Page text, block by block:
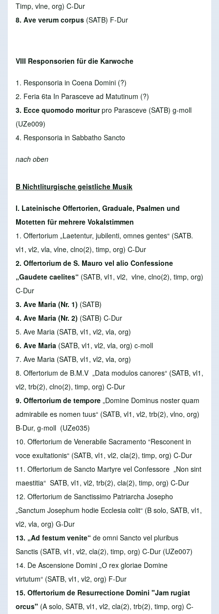
Timp, vlne, org) C-Dur
8. Ave verum corpus (SATB) F-Dur
VIII Responsorien für die Karwoche
1. Responsoria in Coena Domini (?)
2. Feria 6ta In Parasceve ad Matutinum (?)
3. Ecce quomodo moriturpro Parasceve (SATB) g-moll
(UZe009)
4. Responsoria in Sabbatho Sancto
nach oben
B Nichtliturgische geistliche Musik
I. Lateinische Offertorien, Graduale, Psalmen und
Motetten für mehrere Vokalstimmen
1. Offertorium „Laetentur, jubilenti, omnes gentes“ (SATB.
vl1, vl2, vla, vlne, clno(2), timp, org) C-Dur
2. Offertorium de S. Mauro vel alio Confessione
„Gaudete caelites“ (SATB, vl1, vl2, vlne, clno(2), timp, org)
C-Dur
3. Ave Maria (Nr. 1) (SATB)
4. Ave Maria (Nr. 2) (SATB) C-Dur
5. Ave Maria (SATB, vl1, vl2, vla, org)
6. Ave Maria (SATB, vl1, vl2, vla, org) c-moll
7. Ave Maria (SATB, vl1, vl2, vla, org)
8. Offertorium de B.M.V „Data modulos canores“ (SATB, vl1,
vl2, trb(2), clno(2), timp, org) C-Dur
9. Offertorium de tempore „Domine Dominus noster quam
admirabile es nomen tuus“ (SATB, vl1, vl2, trb(2), vlno, org)
B-Dur, g-moll (UZe035)
10. Offertorium de Venerabile Sacramento “Resconent in
voce exultationis“ (SATB, vl1, vl2, cla(2), timp, org) C-Dur
11. Offertorium de Sancto Martyre vel Confessore „Non sint
maestitia“ SATB, vl1, vl2, trb(2), cla(2), timp, org) C-Dur
12. Offertorium de Sanctissimo Patriarcha Josepho
„Sanctum Josephum hodie Ecclesia colit“ (B solo, SATB, vl1,
vl2, vla, org) G-Dur
13. „Ad festum venite“ de omni Sancto vel pluribus
Sanctis (SATB, vl1, vl2, cla(2), timp, org) C-Dur (UZe007)
14. De Ascensione Domini „O rex gloriae Domine
virtutum“ (SATB, vl1, vl2, org) F-Dur
15. Offertorium de Resurrectione Domini "Jam rugiat
orcus" (A solo, SATB, vl1, vl2, cla(2), trb(2), timp, org) C-